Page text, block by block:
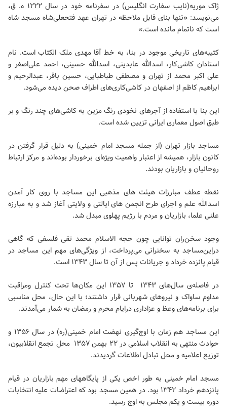
ژاک موریه‌(نایب سفارت انگلیس) در سفرنامه خود در سال ۱۲۲۲ ه. ق،
می‌نویسد: «تنها بنای قابل ملاحظه در تهران عهد فتحعلی‌شاه مسجد شاه
است که ناتمام مانده است.»
کتیبه‌های تاریخی موجود در بنا، به خط آقا مهدی ملک الکتاب است. نام
استادان کاشی‌کار، اسدالله عابدینی، اسدالله حسینی، احمد علی‌اصغر و
علی اکبر محمد از تهران و مصطفی طباطبایی، حسین باقر، عبدالرحیم و
ابراهیم کاظم از اصفهان در کاشی‌کاری‌های اطراف صحن دیده می‌شود.
این بنا با استفاده از آجرهای نخودی رنگ مزین به کاشی‌های چند رنگ و بر
طبق اصول معماری ایرانی تزیین شده است.
مساجد بازار تهران (از جمله مسجد امام خمینی) به دلیل قرار گرفتن در
کانون بازار، همیشه از اعتبار واهمیت ویژه‌ای برخوردار بوده‌اند و مرکز ارتباط
روحانیان و بازاریان بودند.
نقطه عطف مبارزات هیئت های مذهبی این مساجد با روی کار آمدن
اسدالله علم و اجرای طرح انجمن های ایالتی و ولایتی آغاز شد و به مبارزه
علنی علما، بازاریان و مردم با رژیم پهلوی مبدل شد.
وجود سخن‌ران توانایی چون حجه الاسلام محمد تقی فلسفی که گاهی
دراین‌مساجد به سخنرانی می‌پرداخت، از ویژگی‌های مهم این مساجد در
قیام پانزده خرداد و جریانات پس از آن تا سال ۱۳۴۳ است.
در فاصله‌ی سال‌های ۱۳۴۳ تا ۱۳۵۷ این مکان‌ها تحت کنترل ومراقبت
مداوم ساواک و نیروهای شهربانی قرار داشتند؛ با این حال، محل مناسبی
برای برنامه‌های وعظ و عزاداری درایام محرم و رمضان به شمار می‌آمدند.
این مساجد هم زمان با اوج‌گیری نهضت امام خمینی(ره) در سال ۱۳۵۶ و
حوادث منتهی ‌به انقلاب اسلامی در ۲۲ بهمن ۱۳۵۷ محل تجمع انقلابیون،
توزیع اعلامیه و محل تبادل اطلاعات گردیدند.
مسجد امام خمینی به طور اخص یکی از پایگاههای مهم بازاریان در قیام
پانزدهم خرداد ۱۳۴۲ بود. در همین مسجد بود که اعتراضات علیه انتخابات
دوره بیست و یکم مجلس به اوج رسید.